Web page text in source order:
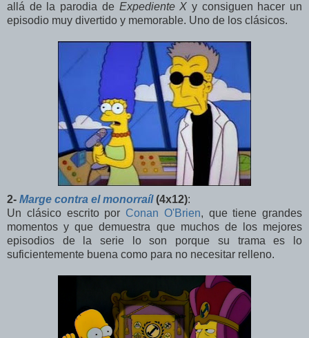
allá de la parodia de Expediente X y consiguen hacer un
episodio muy divertido y memorable. Uno de los clásicos.
2- Marge contra el monorraíl(4x12):
Un clásico escrito por Conan O'Brien, que tiene grandes
momentos y que demuestra que muchos de los mejores
episodios de la serie lo son porque su trama es lo
suficientemente buena como para no necesitar relleno.